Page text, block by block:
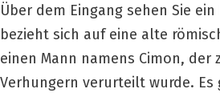
Über dem Eingang sehen Sie
bezieht sich auf eine alte
einen Mann namens Cimon, der
Verhungern verurteilt wurde. Es